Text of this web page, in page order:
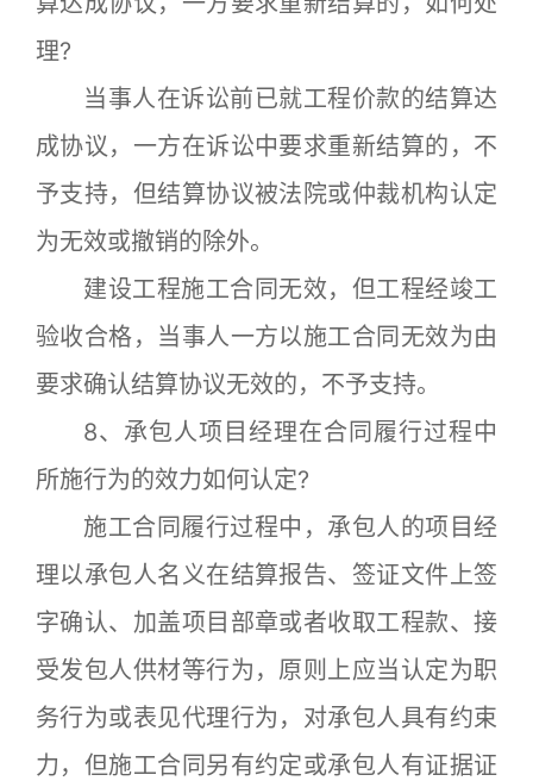
理?
当事人在诉讼前已就工程价款的结算达
成协议，一方在诉讼中要求重新结算的，不
予支持，但结算协议被法院或仲裁机构认定
为无效或撤销的除外。
建设工程施工合同无效，但工程经竣工
验收合格，当事人一方以施工合同无效为由
要求确认结算协议无效的，不予支持。
8、承包人项目经理在合同履行过程中
所施行为的效力如何认定?
施工合同履行过程中，承包人的项目经
理以承包人名义在结算报告、签证文件上签
字确认、加盖项目部章或者收取工程款、接
受发包人供材等行为，原则上应当认定为职
务行为或表见代理行为，对承包人具有约束
力，但施工合同另有约定或承包人有证据证